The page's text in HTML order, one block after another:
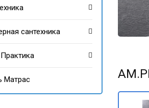
сантехника
Матрас